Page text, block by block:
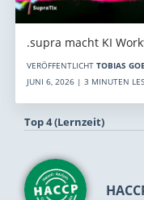
.supra macht KI
VERÖFFENTLICHT TOBIAS
JUNI 6, 2026 | 3 MINUTEN
Top 4 (Lernzeit)